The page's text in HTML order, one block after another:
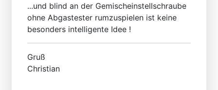
...und blind an der Gemischeinstellschraube
ohne Abgastester rumzuspielen ist keine
besonders intelligente Idee !
Gruß
Christian